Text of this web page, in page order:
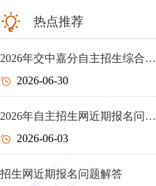
热点推荐
2026年交中嘉分自主招生综合…
2026-06-30
2026年自主招生网近期报名问…
2026-06-03
招生网近期报名问题解答